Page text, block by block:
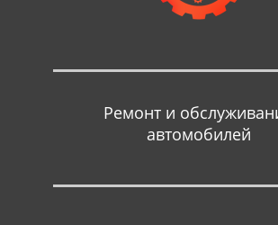
Ремонт и
автомобилей